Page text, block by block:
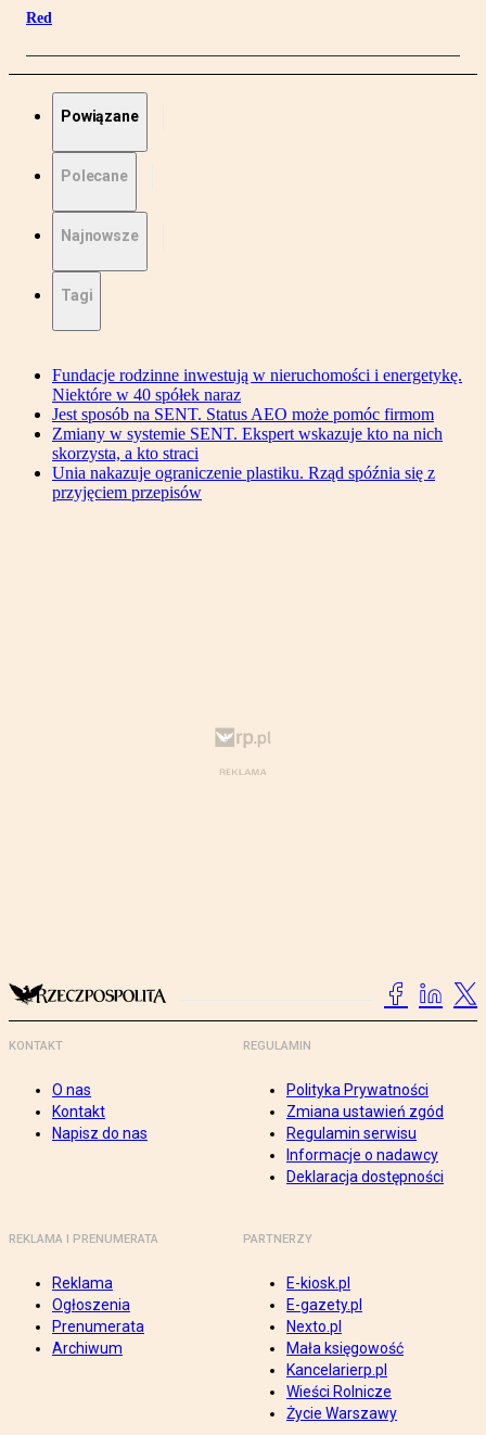
Red
Powiązane
Polecane
Najnowsze
Tagi
Fundacje rodzinne inwestują w nieruchomości i energetykę.
Niektóre w 40 spółek naraz
Jest sposób na SENT. Status AEO może pomóc firmom
Zmiany w systemie SENT. Ekspert wskazuje kto na nich
skorzysta, a kto straci
Unia nakazuje ograniczenie plastiku. Rząd spóźnia się z
przyjęciem przepisów
KONTAKT
O nas
Kontakt
Napisz do nas
REGULAMIN
Polityka Prywatności
Zmiana ustawień zgód
Regulamin serwisu
Informacje o nadawcy
Deklaracja dostępności
REKLAMA I PRENUMERATA
Reklama
Ogłoszenia
Prenumerata
Archiwum
PARTNERZY
E-kiosk.pl
E-gazety.pl
Nexto.pl
Mała księgowość
Kancelarierp.pl
Wieści Rolnicze
Życie Warszawy